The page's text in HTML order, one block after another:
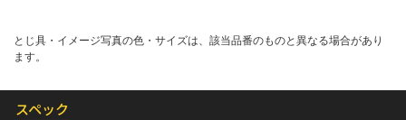
とじ具・イメージ写真の色・サイズは、該当品番のものと異なる場合があり
ます。
スペック